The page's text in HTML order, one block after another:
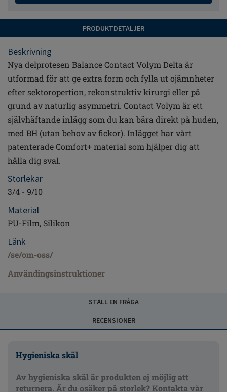
PRODUKTDETALJER
Beskrivning
Nya delprotesen Balance Contact Volym Delta är
utformad för att ge extra form och fylla ut ojämnheter
efter sektoropertion, rekonstruktiv kirurgi eller på
grund av naturlig asymmetri. Contact Volym är ett
självhäftande inlägg som du kan bära direkt på huden,
med BH (utan behov av fickor). Inlägget har vårt
patenterade Comfort+ material som hjälper dig att
hålla dig sval.
Storlekar
3/4 - 9/10
Material
PU-Film, Silikon
Länk
/se/om-oss/
Användingsinstruktioner
STÄLL EN FRÅGA
RECENSIONER
Hygieniska skäl
Av hygieniska skäl är produkten ej möjlig att
returnera. Är du osäker på storlek? Kontakta vår